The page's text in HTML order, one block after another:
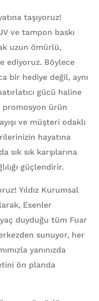
taşıyoruz!
ve tampon baskı
uzun ömürlü,
ediyoruz. Böylece
bir hediye değil, aynı
gücü haline
promosyon ürün
ve müşteri odaklı
hayatına
sık sık karşılarına
güçlendirir.
Yıldız Kurumsal
Esenler
duyduğu tüm Fuar
sunuyor, her
yanınızda
ön planda